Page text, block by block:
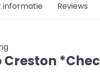
informatie Reviews
Creston